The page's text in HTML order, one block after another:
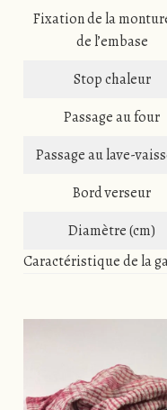
Fixation de la
de l’embase
Stop chaleur
Passage au four
Passage au lave-
Bord verseur
Diamètre (cm)
Caractéristique de la